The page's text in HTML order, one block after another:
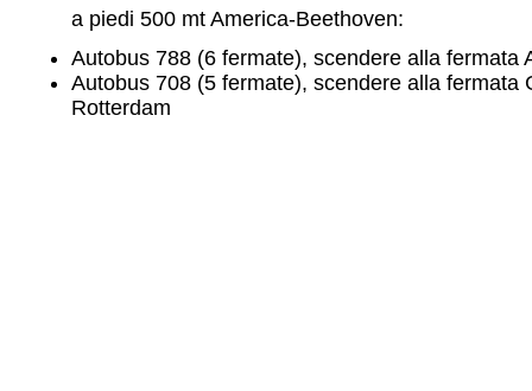
a piedi 500 mt America-Beethoven:
Autobus 788 (6 fermate), scendere alla fermata
Autobus 708 (5 fermate), scendere alla fermata
Rotterdam